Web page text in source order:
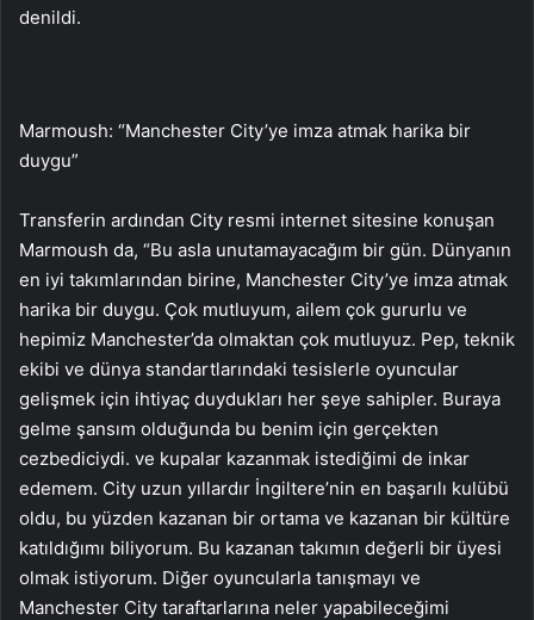
denildi.
Marmoush: “Manchester City’ye imza atmak harika bir
duygu”
Transferin ardından City resmi internet sitesine konuşan
Marmoush da, “Bu asla unutamayacağım bir gün. Dünyanın
en iyi takımlarından birine, Manchester City’ye imza atmak
harika bir duygu. Çok mutluyum, ailem çok gururlu ve
hepimiz Manchester’da olmaktan çok mutluyuz. Pep, teknik
ekibi ve dünya standartlarındaki tesislerle oyuncular
gelişmek için ihtiyaç duydukları her şeye sahipler. Buraya
gelme şansım olduğunda bu benim için gerçekten
cezbediciydi. ve kupalar kazanmak istediğimi de inkar
edemem. City uzun yıllardır İngiltere’nin en başarılı kulübü
oldu, bu yüzden kazanan bir ortama ve kazanan bir kültüre
katıldığımı biliyorum. Bu kazanan takımın değerli bir üyesi
olmak istiyorum. Diğer oyuncularla tanışmayı ve
Manchester City taraftarlarına neler yapabileceğimi